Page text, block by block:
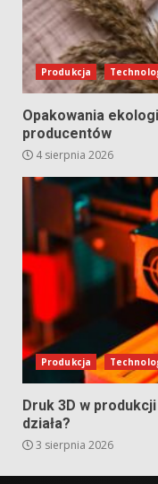
Produkcja
Opakowania
producentów
4 sierpnia 2026
Produkcja
Druk 3D w
działa?
3 sierpnia 2026